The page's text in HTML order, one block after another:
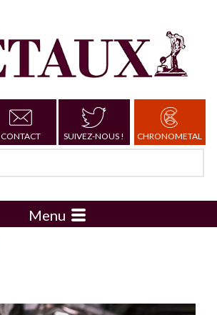
CONTACT SUIVEZ-NOUS ! CHRONOMETAL
Menu